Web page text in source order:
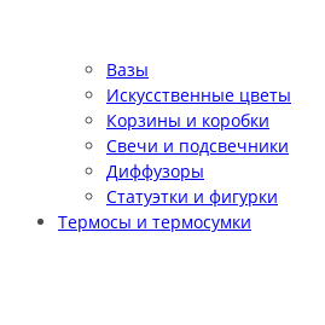
Вазы
Искусственные цветы
Корзины и коробки
Свечи и подсвечники
Диффузоры
Статуэтки и фигурки
Термосы и термосумки